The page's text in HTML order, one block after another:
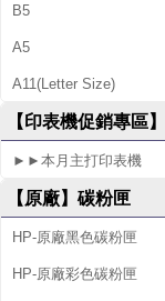
0
0
W
B5
A5
A11(Letter Size)
【印表機促銷專區】
►►本月主打印表機
【原廠】碳粉匣
HP-原廠黑色碳粉匣
HP-原廠彩色碳粉匣